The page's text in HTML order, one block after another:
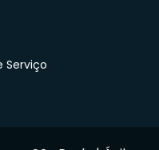
Serviço